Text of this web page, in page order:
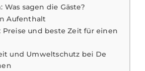
sagen die Gäste?
Aufenthalt
Preise und beste Zeit für einen
und Umweltschutz bei De